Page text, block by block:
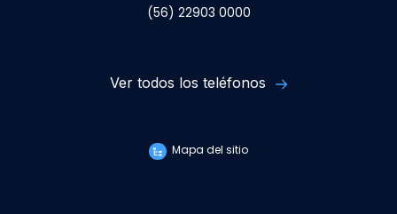
(56) 22903 0000
Ver todos los teléfonos
Mapa del sitio